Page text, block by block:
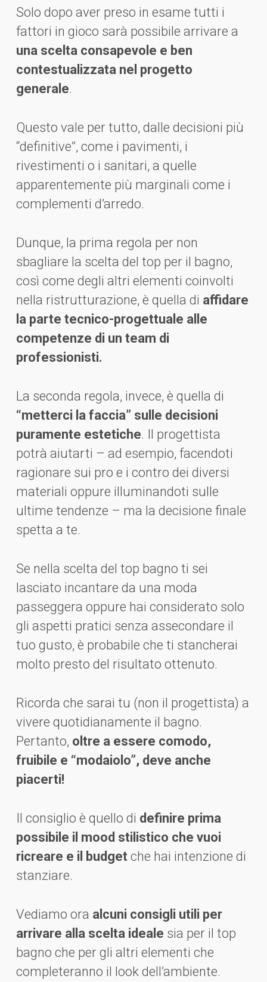
Solo dopo aver preso in esame tutti i
fattori in gioco sarà possibile arrivare a
una scelta consapevole e ben
contestualizzata nel progetto
generale.
Questo vale per tutto, dalle decisioni più
“definitive”, come i pavimenti, i
rivestimenti o i sanitari, a quelle
apparentemente più marginali come i
complementi d’arredo.
Dunque, la prima regola per non
sbagliare la scelta del top per il bagno,
così come degli altri elementi coinvolti
nella ristrutturazione, è quella di affidare
la parte tecnico-progettuale alle
competenze di un team di
professionisti.
La seconda regola, invece, è quella di
“metterci la faccia” sulle decisioni
puramente estetiche. Il progettista
potrà aiutarti – ad esempio, facendoti
ragionare sui pro e i contro dei diversi
materiali oppure illuminandoti sulle
ultime tendenze – ma la decisione finale
spetta a te.
Se nella scelta del top bagno ti sei
lasciato incantare da una moda
passeggera oppure hai considerato solo
gli aspetti pratici senza assecondare il
tuo gusto, è probabile che ti stancherai
molto presto del risultato ottenuto.
Ricorda che sarai tu (non il progettista) a
vivere quotidianamente il bagno.
Pertanto, oltre a essere comodo,
fruibile e “modaiolo”, deve anche
piacerti!
Il consiglio è quello di definire prima
possibile il mood stilistico che vuoi
ricreare e il budgetche hai intenzione di
stanziare.
Vediamo ora alcuni consigli utili per
arrivare alla scelta ideale sia per il top
bagno che per gli altri elementi che
completeranno il look dell’ambiente.